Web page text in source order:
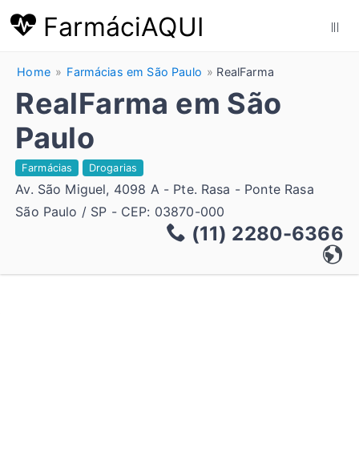
FarmáciAQUI
Home Farmácias em São Paulo RealFarma
RealFarma em São
Paulo
Farmácias Drogarias
Av. São Miguel, 4098 A - Pte. Rasa - Ponte Rasa
São Paulo / SP - CEP: 03870-000
(11) 2280-6366